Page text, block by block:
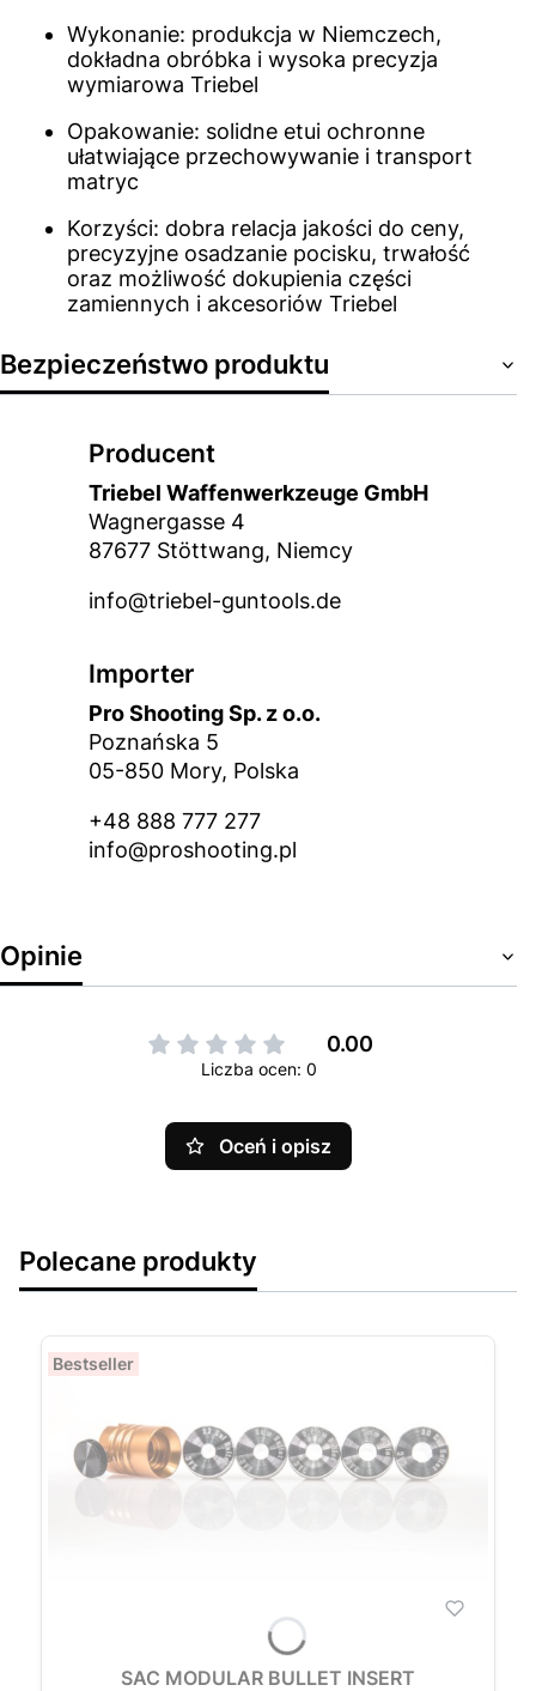
Wykonanie: produkcja w Niemczech,
dokładna obróbka i wysoka precyzja
wymiarowa Triebel
Opakowanie: solidne etui ochronne
ułatwiające przechowywanie i transport
matryc
Korzyści: dobra relacja jakości do ceny,
precyzyjne osadzanie pocisku, trwałość
oraz możliwość dokupienia części
zamiennych i akcesoriów Triebel
Bezpieczeństwo produktu
Producent
Triebel Waffenwerkzeuge GmbH
Wagnergasse 4
87677 Stöttwang, Niemcy
info@triebel-guntools.de
Importer
Pro Shooting Sp. z o.o.
Poznańska 5
05-850 Mory, Polska
+48 888 777 277
info@proshooting.pl
Opinie
0.00
Liczba ocen: 0
Oceń i opisz
Polecane produkty
Bestseller
SAC MODULAR BULLET INSERT